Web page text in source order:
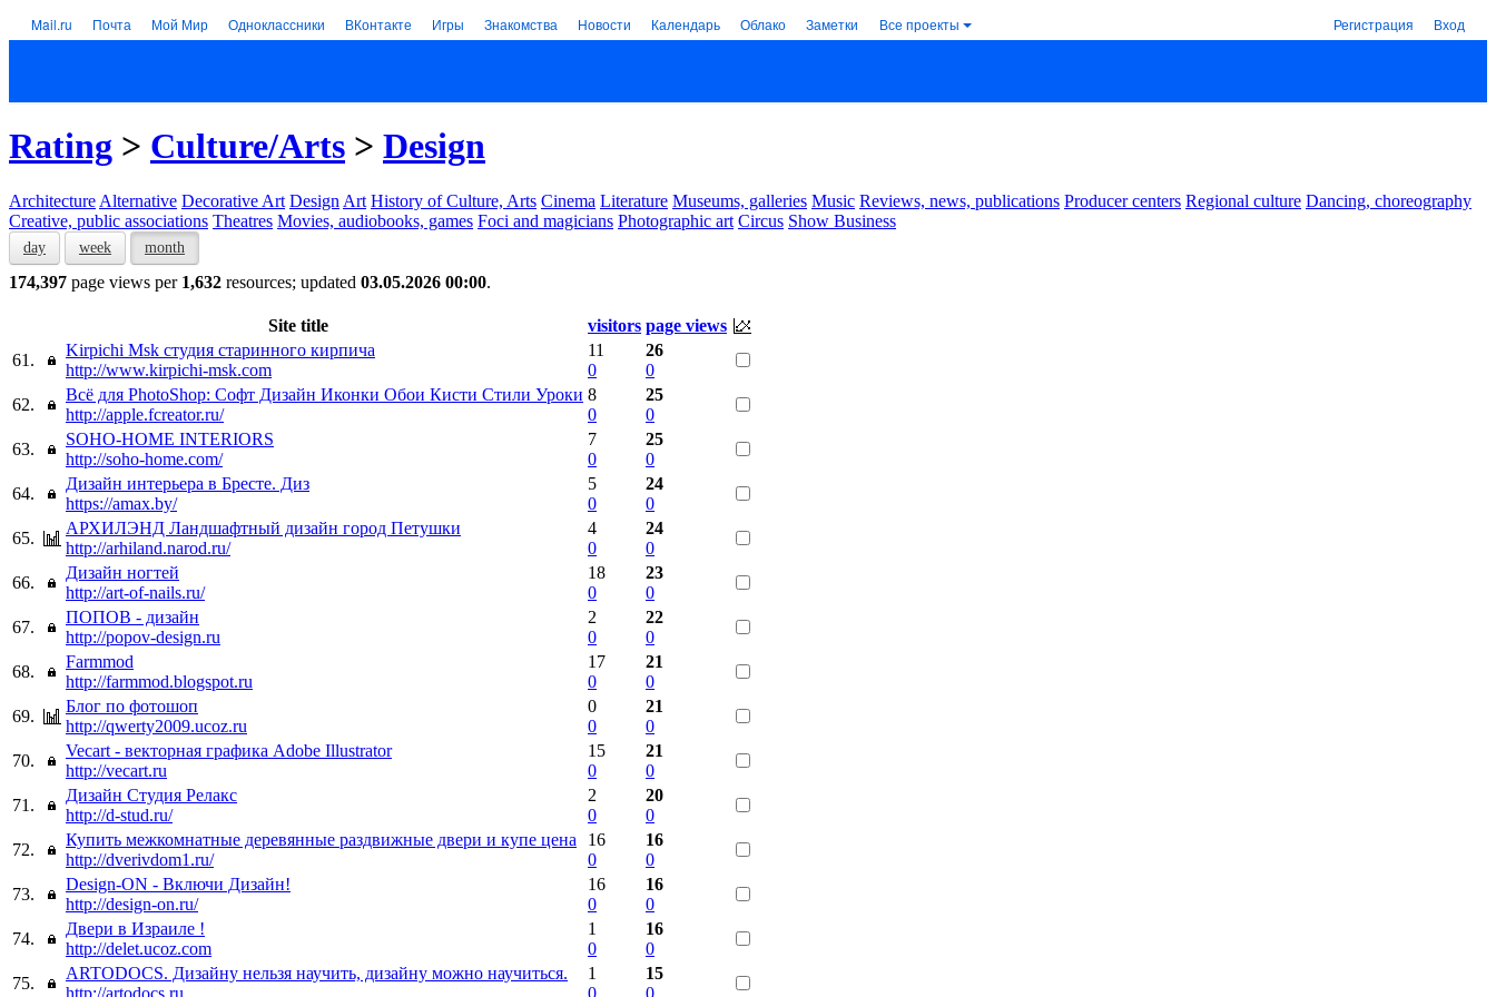
Mail.ru Почта Мой Мир Одноклассники ВКонтакте Игры Знакомства Новости Календарь Облако Заметки Все проекты Регистрация Вход
Rating > Culture/Arts > Design
Architecture Alternative Decorative Art Design Art History of Culture, Arts Cinema Literature Museums, galleries Music Reviews, news, publications Producer centers Regional culture Dancing, choreography
Creative, public associations Theatres Movies, audiobooks, games Foci and magicians Photographic art Circus Show Business
day week month
174,397 page views per 1,632 resources; updated 03.05.2026 00:00.
Site title visitors page views
61.
Kirpichi Msk студия старинного кирпича
http://www.kirpichi-msk.com
11
0
26
0
62.
Всё для PhotoShop: Софт Дизайн Иконки Обои Кисти Стили Уроки
http://apple.fcreator.ru/
8
0
25
0
63.
SOHO-HOME INTERIORS
http://soho-home.com/
7
0
25
0
64.
Дизайн интерьера в Бресте. Диз
https://amax.by/
5
0
24
0
65.
АРХИЛЭНД Ландшафтный дизайн город Петушки
http://arhiland.narod.ru/
4
0
24
0
66.
Дизайн ногтей
http://art-of-nails.ru/
18
0
23
0
67.
ПОПОВ - дизайн
http://popov-design.ru
2
0
22
0
68.
Farmmod
http://farmmod.blogspot.ru
17
0
21
0
69.
Блог по фотошоп
http://qwerty2009.ucoz.ru
0
0
21
0
70.
Vecart - векторная графика Adobe Illustrator
http://vecart.ru
15
0
21
0
71.
Дизайн Студия Релакс
http://d-stud.ru/
2
0
20
0
72.
Купить межкомнатные деревянные раздвижные двери и купе цена
http://dverivdom1.ru/
16
0
16
0
73.
Design-ON - Включи Дизайн!
http://design-on.ru/
16
0
16
0
74.
Двери в Израиле !
http://delet.ucoz.com
1
0
16
0
75.
ARTODOCS. Дизайну нельзя научить, дизайну можно научиться.
http://artodocs.ru
1
0
15
0